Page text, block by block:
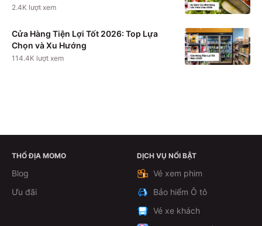
2.4K lượt xem
Cửa Hàng Tiện Lợi Tốt 2026: Top Lựa
Chọn và Xu Hướng
114.4K lượt xem
Theo dõi
THỔ ĐỊA MOMO
Blog
Ưu đãi
DỊCH VỤ NỔI BẬT
Vé xem phim
Bảo hiểm Ô tô
Vé xe khách